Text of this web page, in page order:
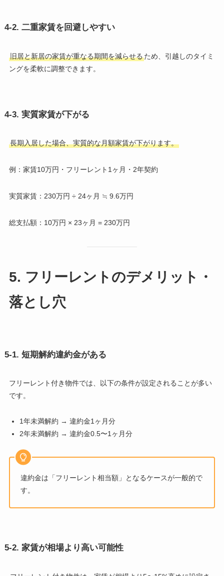
4-2. 二重家賃を回避しやすい
旧居と新居の家賃が重なる期間を減らせるため、引越しのタイミ
ングを柔軟に調整できます。
4-3. 実質家賃が下がる
長期入居した場合、実質的な月額家賃が下がります。
例：家賃10万円・フリーレント1ヶ月・2年契約
実質家賃：230万円 ÷ 24ヶ月 ≒ 9.6万円
総支払額：10万円 × 23ヶ月 = 230万円
5. フリーレントのデメリット・
落とし穴
5-1. 短期解約違約金がある
フリーレント付き物件では、以下の条件が設定されることが多い
です。
1年未満解約 → 違約金1ヶ月分
2年未満解約 → 違約金0.5〜1ヶ月分
違約金は「フリーレント相当額」となるケースが一般的で
す。
5-2. 家賃が相場より高い可能性